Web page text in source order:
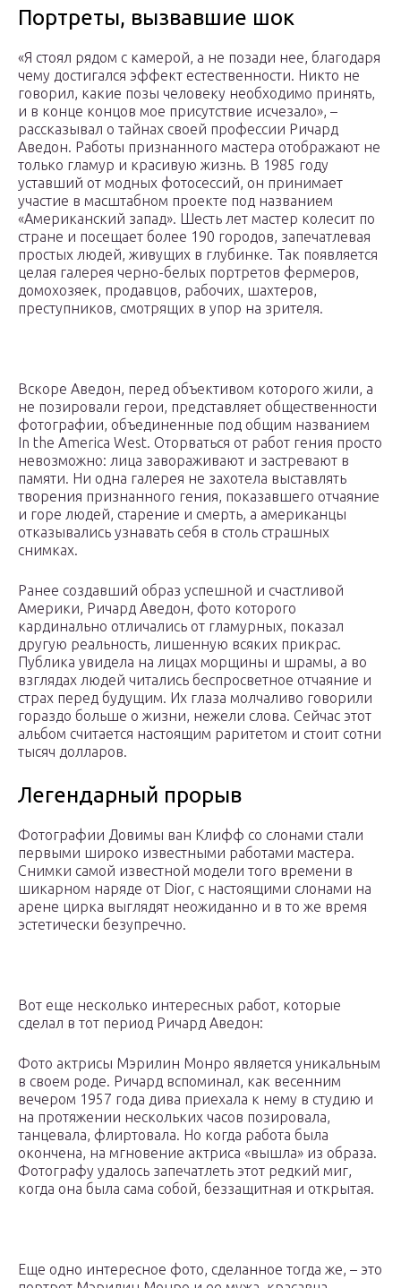
Портреты, вызвавшие шок
«Я стоял рядом с камерой, а не позади нее, благодаря
чему достигался эффект естественности. Никто не
говорил, какие позы человеку необходимо принять,
и в конце концов мое присутствие исчезало», –
рассказывал о тайнах своей профессии Ричард
Аведон. Работы признанного мастера отображают не
только гламур и красивую жизнь. В 1985 году
уставший от модных фотосессий, он принимает
участие в масштабном проекте под названием
«Американский запад». Шесть лет мастер колесит по
стране и посещает более 190 городов, запечатлевая
простых людей, живущих в глубинке. Так появляется
целая галерея черно-белых портретов фермеров,
домохозяек, продавцов, рабочих, шахтеров,
преступников, смотрящих в упор на зрителя.
Вскоре Аведон, перед объективом которого жили, а
не позировали герои, представляет общественности
фотографии, объединенные под общим названием
In the America West. Оторваться от работ гения просто
невозможно: лица завораживают и застревают в
памяти. Ни одна галерея не захотела выставлять
творения признанного гения, показавшего отчаяние
и горе людей, старение и смерть, а американцы
отказывались узнавать себя в столь страшных
снимках.
Ранее создавший образ успешной и счастливой
Америки, Ричард Аведон, фото которого
кардинально отличались от гламурных, показал
другую реальность, лишенную всяких прикрас.
Публика увидела на лицах морщины и шрамы, а во
взглядах людей читались беспросветное отчаяние и
страх перед будущим. Их глаза молчаливо говорили
гораздо больше о жизни, нежели слова. Сейчас этот
альбом считается настоящим раритетом и стоит сотни
тысяч долларов.
Легендарный прорыв
Фотографии Довимы ван Клифф со слонами стали
первыми широко известными работами мастера.
Снимки самой известной модели того времени в
шикарном наряде от Dior, с настоящими слонами на
арене цирка выглядят неожиданно и в то же время
эстетически безупречно.
Вот еще несколько интересных работ, которые
сделал в тот период Ричард Аведон:
Фото актрисы Мэрилин Монро является уникальным
в своем роде. Ричард вспоминал, как весенним
вечером 1957 года дива приехала к нему в студию и
на протяжении нескольких часов позировала,
танцевала, флиртовала. Но когда работа была
окончена, на мгновение актриса «вышла» из образа.
Фотографу удалось запечатлеть этот редкий миг,
когда она была сама собой, беззащитная и открытая.
Еще одно интересное фото, сделанное тогда же, – это